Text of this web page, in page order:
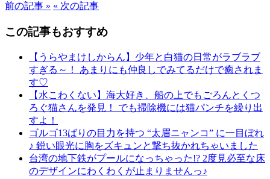
前の記事 » « 次の記事
この記事もおすすめ
【うらやまけしからん】少年と白猫の日常がラブラブ
すぎる～！ あまりにも仲良しでみてるだけで癒されま
す♡
【水こわくない】海大好き、船の上でもごろんとくつ
ろぐ猫さんを発見！ でも掃除機には猫パンチを繰り出
すよ！
ゴルゴ13ばりの目力を持つ “太眉ニャンコ” に一目ぼれ
♪ 鋭い眼光に胸をズキュンと撃ち抜かれちゃいました
台湾の地下鉄がプールになっちゃった!? 2度見必至な床
のデザインにわくわくが止まりませんっ♪